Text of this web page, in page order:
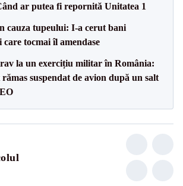
ar putea fi repornită Unitatea 1
cauza tupeului: I-a cerut bani
tocmai îl amendase
la un exercițiu militar în România:
suspendat de avion după un salt